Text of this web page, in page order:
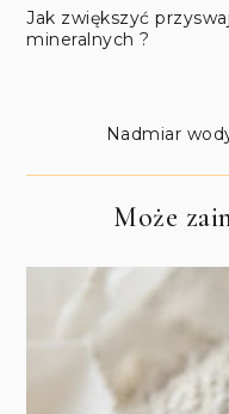
Jak zwiększyć
mineralnych ?
Nadmiar
Może